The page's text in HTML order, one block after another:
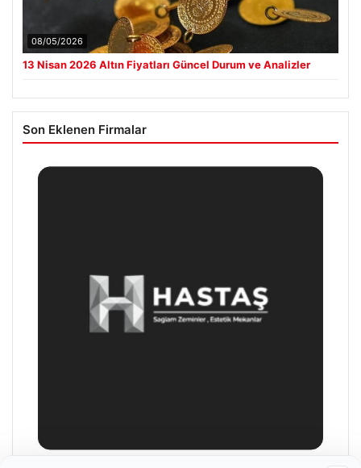
08/05/2026
13 Nisan 2026 Altın Fiyatları Güncel Durum ve Analizler
Son Eklenen Firmalar